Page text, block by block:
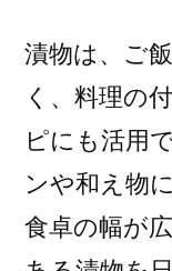
漬物は、ご
く、料理の
ピにも活用
ンや和え物
食卓の幅が